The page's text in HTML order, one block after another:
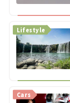
Lifestyle
Cars